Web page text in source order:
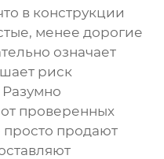
в конструкции
менее дорогие
означает
риск
проверенных
просто продают